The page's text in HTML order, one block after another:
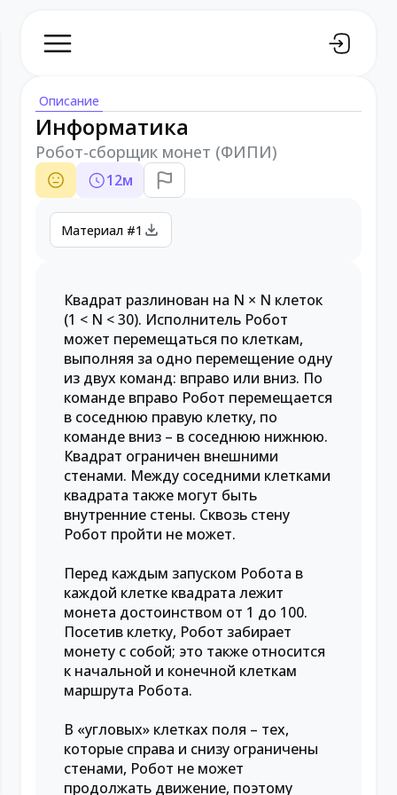
Описание
Информатика
Робот-сборщик монет (ФИПИ)
12м
Материал #1
Квадрат разлинован на N × N клеток
(1 < N < 30). Исполнитель Робот
может перемещаться по клеткам,
выполняя за одно перемещение одну
из двух команд: вправо или вниз. По
команде вправо Робот перемещается
в соседнюю правую клетку, по
команде вниз – в соседнюю нижнюю.
Квадрат ограничен внешними
стенами. Между соседними клетками
квадрата также могут быть
внутренние стены. Сквозь стену
Робот пройти не может.
Перед каждым запуском Робота в
каждой клетке квадрата лежит
монета достоинством от 1 до 100.
Посетив клетку, Робот забирает
монету с собой; это также относится
к начальной и конечной клеткам
маршрута Робота.
В «угловых» клетках поля – тех,
которые справа и снизу ограничены
стенами, Робот не может
продолжать движение, поэтому